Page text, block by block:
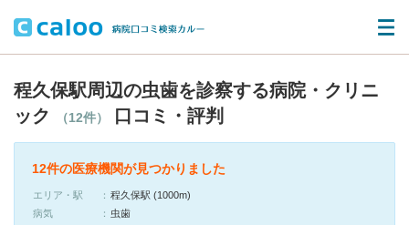
程久保駅周辺の虫歯を診察する病院・クリニ
ック
（12件） 口コミ・評判
12件の医療機関が見つかりました
エリア・駅
程久保駅 (1000m)
病気
虫歯